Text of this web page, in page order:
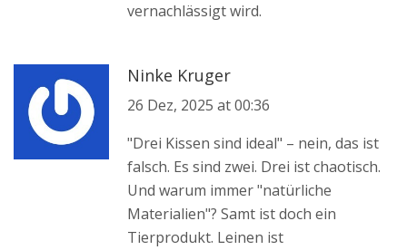
vernachlässigt wird.
Ninke Kruger
26 Dez, 2025 at 00:36
"Drei Kissen sind ideal" – nein, das ist
falsch. Es sind zwei. Drei ist chaotisch.
Und warum immer "natürliche
Materialien"? Samt ist doch ein
Tierprodukt. Leinen ist